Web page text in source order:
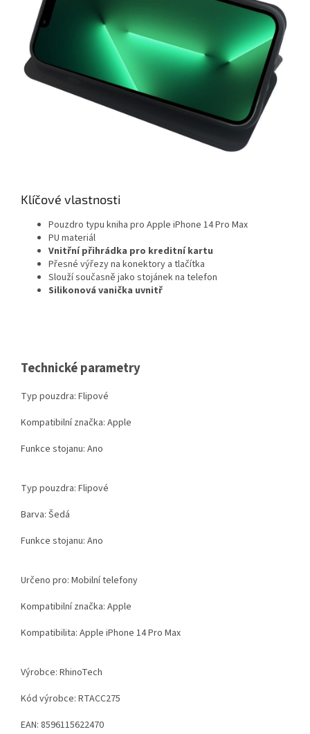
Klíčové vlastnosti
Pouzdro typu kniha pro Apple iPhone 14 Pro Max
PU materiál
Vnitřní přihrádka pro kreditní kartu
Přesné výřezy na konektory a tlačítka
Slouží současně jako stojánek na telefon
Silikonová vanička uvnitř
Technické parametry
Typ pouzdra: Flipové
Kompatibilní značka: Apple
Funkce stojanu: Ano
Typ pouzdra: Flipové
Barva: Šedá
Funkce stojanu: Ano
Určeno pro: Mobilní telefony
Kompatibilní značka: Apple
Kompatibilita: Apple iPhone 14 Pro Max
Výrobce: RhinoTech
Kód výrobce: RTACC275
EAN: 8596115622470